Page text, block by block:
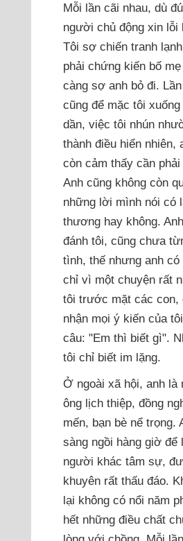
Mỗi lần cãi nhau, dù
người chủ động xin lỗi
Tôi sợ chiến tranh
phải chứng kiến bố
càng sợ anh bỏ đi.
cũng để mặc tôi
dần, việc tôi nhún
thành điều hiển nhiên,
còn cảm thấy cần
Anh cũng không còn
những lời mình nói có
thương hay không.
đánh tôi, cũng chưa
tình, thế nhưng anh có
chỉ vì một chuyện rất
tôi trước mặt các con,
nhận mọi ý kiến của
câu: "Em thì biết gì".
tôi chỉ biết im lặng.
Ở ngoài xã hội, anh là
ông lịch thiệp, đồng
mến, bạn bè nể trọng.
sàng ngồi hàng giờ để
người khác tâm sự,
khuyên rất thấu đáo.
lại không có nổi năm
hết những điều chất